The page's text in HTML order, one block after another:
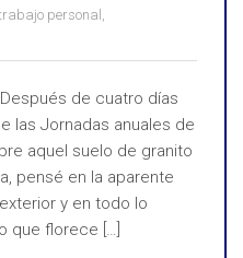
personal
de cuatro días
las Jornadas anuales de
aquel suelo de granito
pensé en la aparente
y en todo lo
que florece […]